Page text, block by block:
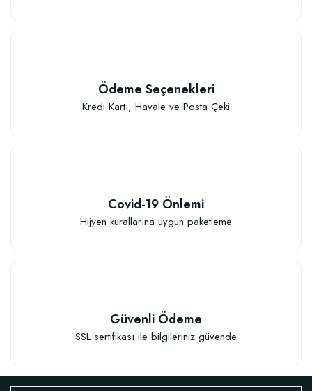
Ödeme Seçenekleri
Kredi Kartı, Havale ve Posta Çeki
Covid-19 Önlemi
Hijyen kurallarına uygun paketleme
Güvenli Ödeme
SSL sertifikası ile bilgileriniz güvende